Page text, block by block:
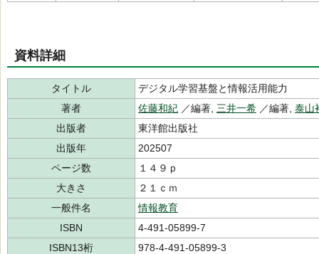
資料詳細
タイトル
デジタル学習基盤と情報活用能力
著者
佐藤和紀 ／編著, 三井一希 ／編著, 泰山
出版者
東洋館出版社
出版年
202507
ページ数
１４９ｐ
大きさ
２１ｃｍ
一般件名
情報教育
ISBN
4-491-05899-7
ISBN13桁
978-4-491-05899-3